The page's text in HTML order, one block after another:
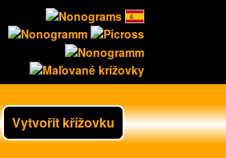
Vytvořit křížovku